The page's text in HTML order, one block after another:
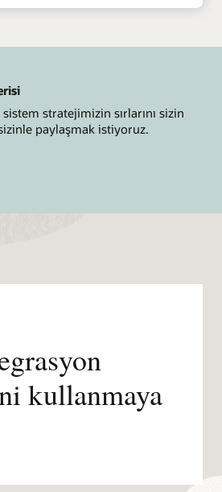
stratejimizin sırlarını sizin
paylaşmak istiyoruz.
kullanmaya